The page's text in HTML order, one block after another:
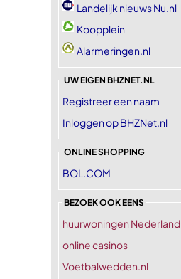
Landelijk nieuws Nu.nl
Koopplein
Alarmeringen.nl
UW EIGEN BHZNET.NL
Registreer een naam
Inloggen op BHZNet.nl
ONLINE SHOPPING
BOL.COM
BEZOEK OOK EENS
huurwoningen Nederland
online casinos
Voetbalwedden.nl